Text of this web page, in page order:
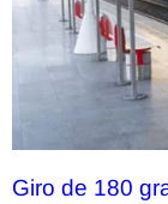
Giro de 180